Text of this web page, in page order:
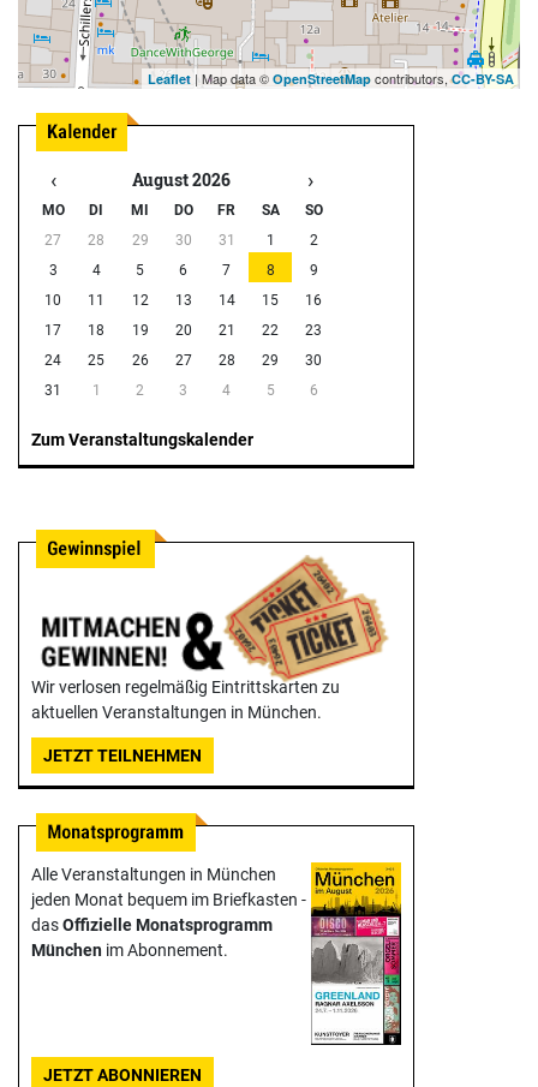
Leaflet | Map data © OpenStreetMap contributors,CC-BY-SA
‹ August 2026 ›
MO DI MI DO FR SA
SO
27
28 29 30 31 1
2
3
4 5 6 7 8
9
10
11 12 13 14 15
16
17
18 19 20 21 22
23
24
25 26 27 28 29
30
31
1 2 3 4 5 6
Zum Veranstaltungskalender
Wir verlosen regelmäßig Eintrittskarten zu
aktuellen Veranstaltungen in München.
JETZT TEILNEHMEN
Alle Veranstaltungen in München
jeden Monat bequem im Briefkasten -
dasOffizielle Monats­programm
München im Abonnement.
JETZT ABONNIEREN